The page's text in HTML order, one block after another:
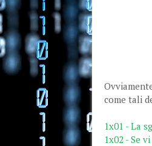
come tali
1x01 - La
1x02 - Se